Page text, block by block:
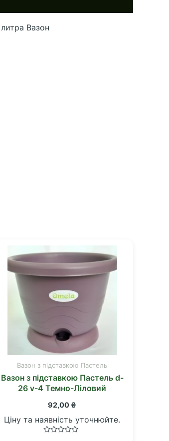
Вазон
Вазон з підставкою Пастель
Вазон з підставкою Пастель d-
26 v-4 Темно-Ліловий
92,00 ₴
Ціну та наявність уточнюйте.